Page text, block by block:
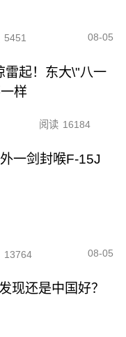
5451 08-05
雷起！东大\"八一
样
阅读 16184
一剑封喉F-15J
13764 08-05
现还是中国好？